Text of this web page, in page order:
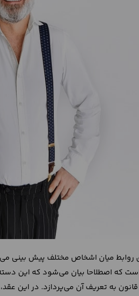
روابط میان اشخاص مختلف پیش بینی
که اصطلاحا بیان می‌شود که این دسته
به تعریف آن می‌پردازد. در این